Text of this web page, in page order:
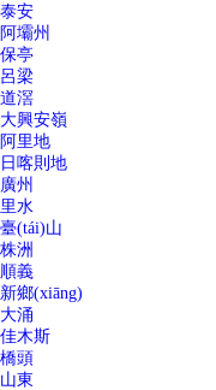
泰安
阿壩州
保亭
呂梁
道滘
大興安嶺
阿里地
日喀則地
廣州
里水
臺(tái)山
株洲
順義
新鄉(xiāng)
大涌
佳木斯
橋頭
山東